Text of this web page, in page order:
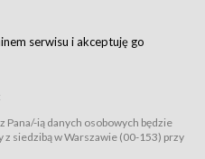
(Akredytacje);
zawarcie umowy z
udziału w Wydarzeniu,
danego Wydarzenia, tj. uprawniające
seansach filmowych,
serwisu i akceptuję go
ią danych osobowych będzie
siedzibą w Warszawie (00-153) przy